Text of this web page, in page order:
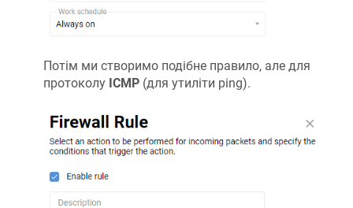
Потім ми створимо подібне правило, але для
протоколу ICMP (для утиліти ping).